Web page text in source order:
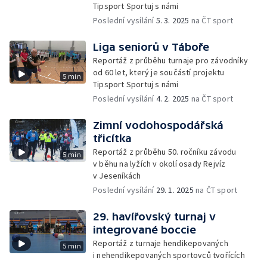
Tipsport Sportuj s námi
Poslední vysílání5. 3. 2025 na ČT sport
5 min
Liga seniorů v Táboře
Reportáž z průběhu turnaje pro závodníky
od 60 let, který je součástí projektu
Tipsport Sportuj s námi
Poslední vysílání4. 2. 2025 na ČT sport
5 min
Zimní vodohospodářská
třicítka
Reportáž z průběhu 50. ročníku závodu
v běhu na lyžích v okolí osady Rejvíz
v Jeseníkách
Poslední vysílání 29. 1. 2025 na ČT sport
5 min
29. havířovský turnaj v
integrované boccie
Reportáž z turnaje hendikepovaných
i nehendikepovaných sportovců tvořících